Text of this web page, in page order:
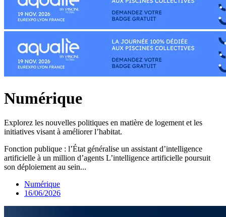
Numérique
Explorez les nouvelles politiques en matière de logement et les
initiatives visant à améliorer l’habitat.
Fonction publique : l’État généralise un assistant d’intelligence
artificielle à un million d’agents L’intelligence artificielle poursuit
son déploiement au sein...
Numérique
16/06/2026